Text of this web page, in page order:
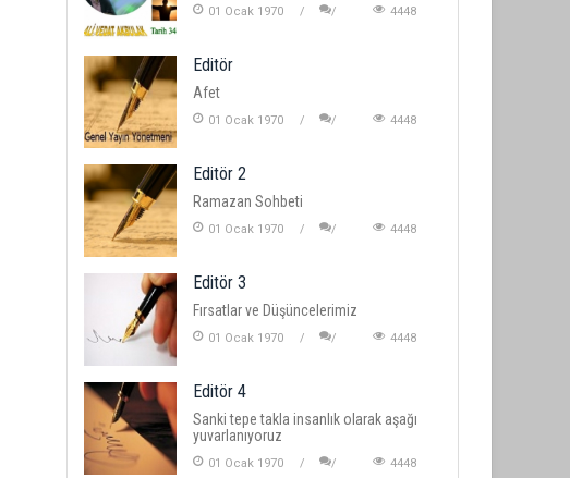
01 Ocak 1970 4448
Editör
Afet
01 Ocak 1970 4448
Editör 2
Ramazan Sohbeti
01 Ocak 1970 4448
Editör 3
Fırsatlar ve Düşüncelerimiz
01 Ocak 1970 4448
Editör 4
Sanki tepe takla insanlık olarak aşağı
yuvarlanıyoruz
01 Ocak 1970 4448